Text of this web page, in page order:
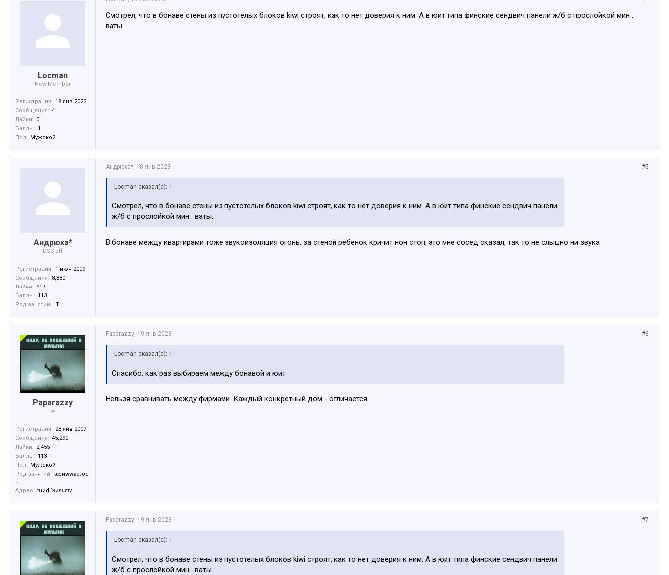
Locman
New Member
Регистрация: 18 янв 2023
Сообщения: 4
Лайки: 0
Баллы: 1
Пол: Мужской
Смотрел, что в бонаве стены из пустотелых блоков kiwi строят, как то нет доверия к ним. А в юит типа финские сендвич панели ж/б с прослойкой мин .
ваты.
Андрюха*
DSC off
Регистрация: 1 июн 2009
Сообщения: 8,880
Лайки: 917
Баллы: 113
Род занятий: IT
#5
Андрюха*, 18 янв 2023
Locman сказал(а): ↑
Смотрел, что в бонаве стены из пустотелых блоков kiwi строят, как то нет доверия к ним. А в юит типа финские сендвич панели
ж/б с прослойкой мин . ваты.
В бонаве между квартирами тоже звукоизоляция огонь, за стеной ребенок кричит нон стоп, это мне сосед сказал, так то не слышно ни звука
Paparazzy
☭
Регистрация: 28 янв 2007
Сообщения: 45,290
Лайки: 2,455
Баллы: 113
Пол:
Мужской
Род занятий: ɯɔиwwɐdɹоd
u
Адрес: ɐɹиd ‘ʁиʚɯɐv
#6
Paparazzy, 19 янв 2023
Locman сказал(а): ↑
Спасибо, как раз выбираем между бонавой и юит
Нельзя сравнивать между фирмами. Каждый конкретный дом - отличается.
#7
Paparazzy, 19 янв 2023
Locman сказал(а): ↑
Смотрел, что в бонаве стены из пустотелых блоков kiwi строят, как то нет доверия к ним. А в юит типа финские сендвич панели
ж/б с прослойкой мин . ваты.